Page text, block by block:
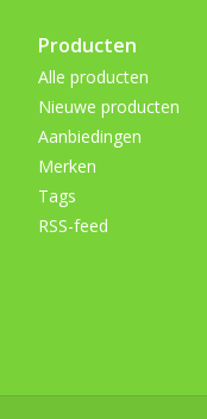
Producten
Alle producten
Nieuwe producten
Aanbiedingen
Merken
Tags
RSS-feed